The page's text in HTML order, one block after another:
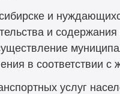
и
и
в соответствии
услуг